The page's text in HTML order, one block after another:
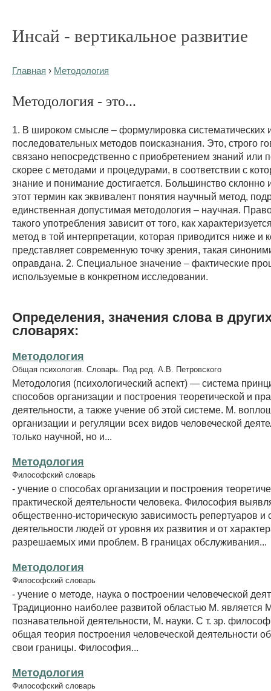
Инсай - вертикальное развитие
Главная › Методология
Методология - это...
1. В широком смысле – формулировка систематических
последовательных методов поисказнания. Это, строго
связано непосредственно с приобретением знаний или
скорее с методами и процедурами, в соответствии с
знание и понимание достигается. Большинство склонно
этот термин как эквивалент понятия научный метод,
единственная допустимая методология – научная.
такого употребления зависит от того, как
метод в той интерпретации, которая приводится ниже и
представляет современную точку зрения, такая
оправдана. 2. Специальное значение – фактические
используемые в конкретном исследовании.
Определения, значения слова в
словарях:
Методология
Общая психология. Словарь. Под ред. А.В. Петровского
Методология (психологический аспект) — система
способов организации и построения теоретической и
деятельности, а также учение об этой системе. М.
организации и регуляции всех видов человеческой
только научной, но и...
Методология
Философский словарь
- учение о способах организации и построения
практической деятельности человека. Философия
общественно-историческую зависимость репертуаров и
деятельности людей от уровня их развития и от
разрешаемых ими проблем. В границах обслуживания...
Методология
Философский словарь
- учение о методе, наука о построении человеческой
Традиционно наиболее развитой областью М. является
познавательной деятельности, М. науки. С т. зр.
общая теория построения человеческой деятельности
свои границы. Философия...
Методология
Философский словарь